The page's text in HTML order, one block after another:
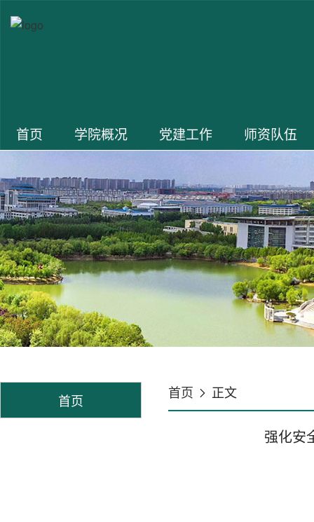
首页 学院概况 党建工作 师资队伍
首页 首页 正文
强化安